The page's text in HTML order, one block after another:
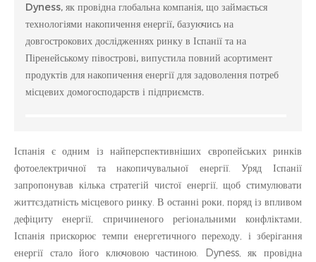
Dyness, як провідна глобальна компанія, що займається
технологіями накопичення енергії, базуючись на
довгострокових дослідженнях ринку в Іспанії та на
Піренейському півострові, випустила повний асортимент
продуктів для накопичення енергії для задоволення потреб
місцевих домогосподарств і підприємств.
Іспанія є одним із найперспективніших європейських ринків
фотоелектричної та накопичувальної енергії. Уряд Іспанії
запропонував кілька стратегій чистої енергії, щоб стимулювати
життєздатність місцевого ринку. В останні роки, поряд із впливом
дефіциту енергії, спричиненого регіональними конфліктами,
Іспанія прискорює темпи енергетичного переходу, і зберігання
енергії стало його ключовою частиною. Dyness, як провідна